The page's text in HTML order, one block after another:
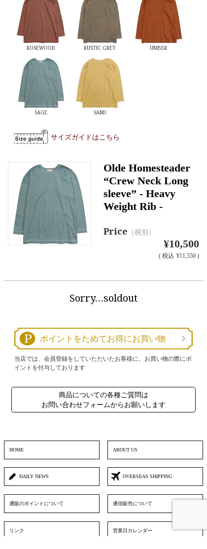
ROSEWOOD RUSTIC GREY UMBER
SAGE SAND
サイズガイドはこちら
Olde Homesteader
“Crew Neck Long
sleeve” - Heavy
Weight Rib -
Price （税別）
¥10,500
( 税込 ¥11,550 )
Sorry…soldout
ポイントをためてお得にお買い物
当店では、会員登録をしていただいたお客様に、お買い物の際にポ
イントを付与しております
商品についての各種ご質問は
お問い合わせフォームからお願いします
HOME ABOUT US
DAILY NEWS OVERSEAS SHIPPING
通販のポイントについて 通信販売について
リンク 営業日カレンダー